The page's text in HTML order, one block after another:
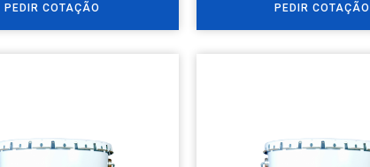
PEDIR COTAÇÃO PEDIR COTAÇÃO